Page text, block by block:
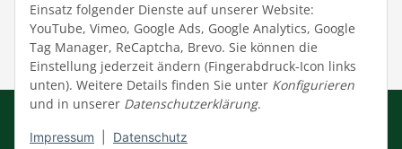
Einsatz folgender Dienste auf unserer Website:
YouTube, Vimeo, Google Ads, Google Analytics, Google
Tag Manager, ReCaptcha, Brevo. Sie können die
Einstellung jederzeit ändern (Fingerabdruck-Icon links
unten). Weitere Details finden Sie unter Konfigurieren
und in unserer Datenschutzerklärung.
Impressum Datenschutz
Impressum|AGB|Datenschutz
© MEGAZOO Alpha GmbH